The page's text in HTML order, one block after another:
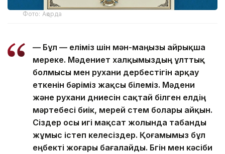
Фото: Ақорда
— Бұл — еліміз үшін мән-маңызы айрықша
мереке. Мәдениет халқымыздың ұлттық
болмысы мен рухани дербестігін арқау
еткенін бәріміз жақсы білеміз. Мәдени
және рухани дүниесін сақтай білген елдің
мәртебесі биік, мерей үстем болары айқын.
Сіздер осы игі мақсат жолында табанды
жұмыс істеп келесіздер. Қоғамымыз бұл
еңбекті жоғары бағалайды. Бүгін мен кәсіби